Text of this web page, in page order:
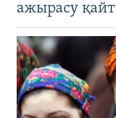
ажырасу